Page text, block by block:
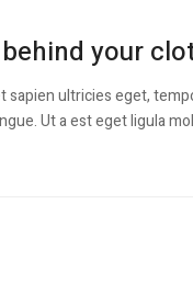
your
sapien ultricies eget,
Ut a est eget ligula